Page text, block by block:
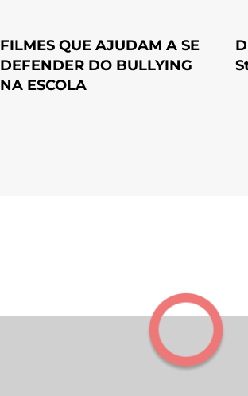
FILMES QUE AJUDAM A SE
DEFENDER DO BULLYING
NA ESCOLA